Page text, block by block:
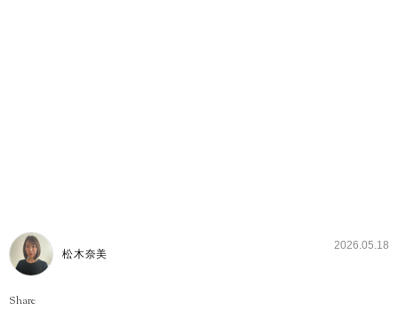
松木奈美
2026.05.18
Share